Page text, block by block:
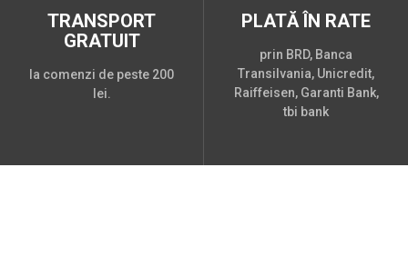
TRANSPORT
GRATUIT
la comenzi de peste 200
lei.
PLATĂ ÎN RATE
prin BRD, Banca
Transilvania, Unicredit,
Raiffeisen, Garanti Bank,
tbi bank